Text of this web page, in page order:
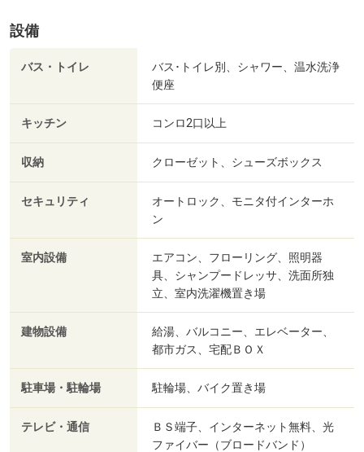
設備
バス・トイレ
バス･トイレ別、シャワー、温水洗浄
便座
キッチン コンロ2口以上
収納 クローゼット、シューズボックス
セキュリティ
オートロック、モニタ付インターホ
ン
室内設備
エアコン、フローリング、照明器
具、シャンプードレッサ、洗面所独
立、室内洗濯機置き場
建物設備
給湯、バルコニー、エレベーター、
都市ガス、宅配ＢＯＸ
駐車場・駐輪場 駐輪場、バイク置き場
テレビ・通信
ＢＳ端子、インターネット無料、光
ファイバー（ブロードバンド）